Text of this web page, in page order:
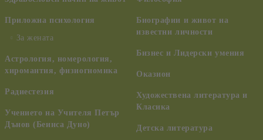
Приложна психология
За жената
Астрология, номерология,
хиромантия, физиогномика
Радиестезия
Учението на Учителя Петър
Дънов (Беинса Дуно)
Биографии и живот на
известни личности
Бизнес и Лидерски умения
Оказион
Художествена литература и
Класика
Детска литература